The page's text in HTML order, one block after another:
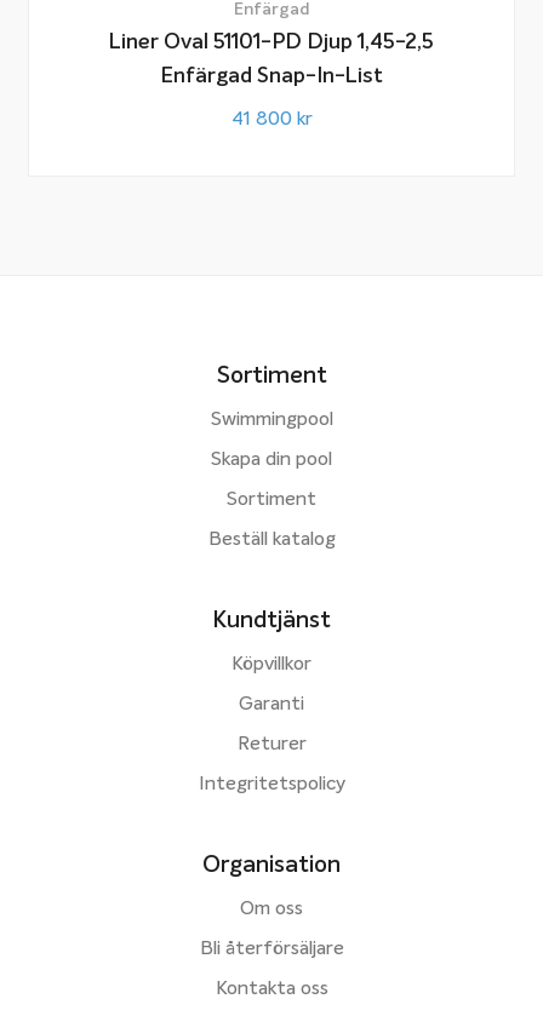
Enfärgad
Liner Oval 51101-PD Djup 1,45-2,5
Enfärgad Snap-In-List
41 800 kr
Sortiment
Swimmingpool
Skapa din pool
Sortiment
Beställ katalog
Kundtjänst
Köpvillkor
Garanti
Returer
Integritetspolicy
Organisation
Om oss
Bli återförsäljare
Kontakta oss